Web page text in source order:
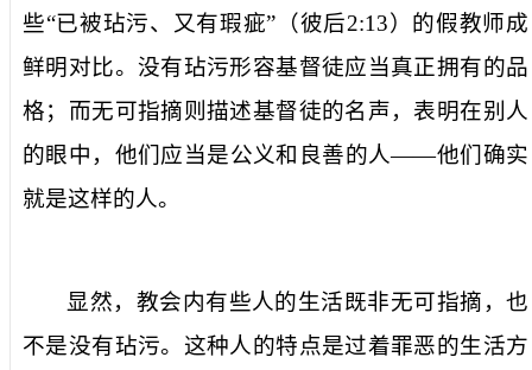
些“已被玷污、又有瑕疵”（彼后2:13）的假教师成
鲜明对比。 没有玷污形容基督徒应当真正拥有的品
格；而无可指摘则描述基督徒的名声，表明在别人
的眼中，他们应当是公义和良善的人——他们确实
就是这样的人。
显然，教会内有些人的生活既非无可指摘 ，也
不是没有玷污。这种人的特点是过着罪恶的生活方